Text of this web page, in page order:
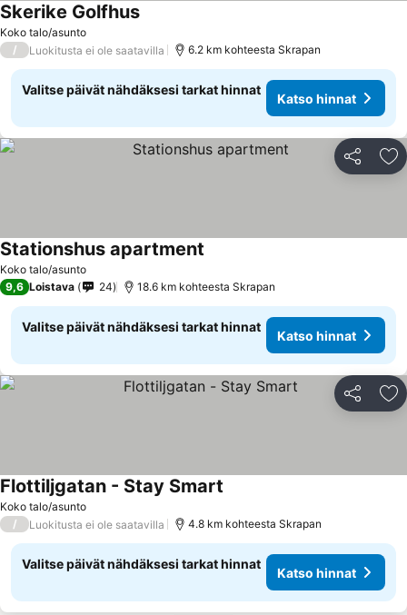
Koko talo/asunto
Skerike GolfhusKatso hinnat
/ Luokitusta ei ole saatavilla 6.2 km kohteesta Skrapan
Valitse päivät nähdäksesi tarkat hinnat
Katso hinnat
Jaa
Koko talo/asunto
Stationshus apartment
9,6 Loistava 24 18.6 km kohteesta Skrapan
Valitse päivät nähdäksesi tarkat hinnat
Katso hinnat
Jaa
Koko talo/asunto
Flottiljgatan - Stay Smart
/ Luokitusta ei ole saatavilla 4.8 km kohteesta Skrapan
Valitse päivät nähdäksesi tarkat hinnat
Katso hinnat